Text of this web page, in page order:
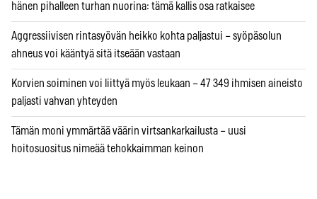
hänen pihalleen turhan nuorina: tämä kallis osa ratkaisee
Aggressiivisen rintasyövän heikko kohta paljastui – syöpäsolun
ahneus voi kääntyä sitä itseään vastaan
Korvien soiminen voi liittyä myös leukaan – 47 349 ihmisen aineisto
paljasti vahvan yhteyden
Tämän moni ymmärtää väärin virtsankarkailusta – uusi
hoitosuositus nimeää tehokkaimman keinon